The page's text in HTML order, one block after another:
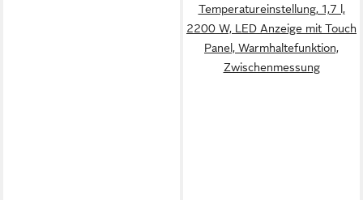
Temperatureinstellung, 1,7 l,
2200 W, LED Anzeige mit Touch
Panel, Warmhaltefunktion,
Zwischenmessung